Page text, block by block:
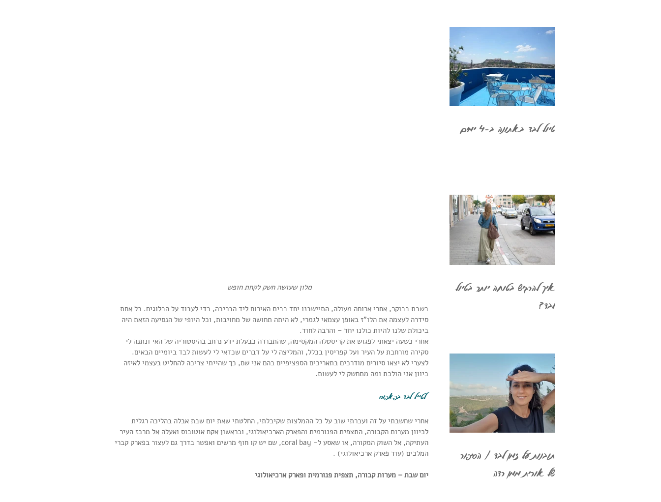
מלון שעושה חשק לקחת חופש
בשבת בבוקר, אחרי ארוחה מעולה, התיישבנו יחד בבית האירוח ליד הבריכה, כדי לעבוד על הבלוגים. כל אחת
סידרה לעצמה את הלו"ז באופן עצמאי לגמרי, לא היתה תחושה של מחויבות, וכל היופי של הנסיעה הזאת היה
ביכולת שלנו להיות כולנו יחד – והרבה לחוד.
אחרי כשעה יצאתי לפגוש את קריסטלה המקסימה, שהתבררה כבעלת ידע נרחב בהיסטוריה של האי ונתנה לי
סקירה מורחבת על העיר ועל קפריסין בכלל, והמליצה לי על דברים שכדאי לי לעשות לבד ביומיים הבאים.
לצערי לא יצאו סיורים מודרכים בתאריכים הספציפיים בהם אני שם, כך שהייתי צריכה להחליט בעצמי לאיזה
כיוון אני הולכת ומה מתחשק לי לעשות.
לטייל לבד בפאפוס
אחרי שחשבתי על זה ועברתי שוב על כל ההמלצות שקיבלתי, החלטתי שאת יום שבת אבלה בהליכה רגלית
לכיוון מערות הקבורה, התצפית הפנורמית והפארק הארכיאולוגי, ובראשון אקח אוטובוס ואעלה אל מרכז העיר
העתיקה, אל השוק המקורה, או שאסע ל- coral bay, שם יש קו חוף מרשים ואפשר בדרך גם לעצור בפארק קברי
המלכים (עוד פארק ארכיאולוגי) .
יום שבת – מערות קבורה, תצפית פנורמית ופארק ארכיאולוגי
טיול לבד באתונה ב-4 ימים
איך להרגיש בטוחה יותר בטיול
לבד?
תובנות על זמן לבד / הסיפור
של אורית ממן רדה